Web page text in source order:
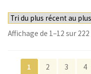
Affichage de 1–12 sur
1 2 3 4